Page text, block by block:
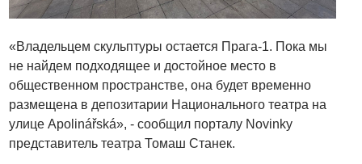
«Владельцем скульптуры остается Прага-1. Пока мы
не найдем подходящее и достойное место в
общественном пространстве, она будет временно
размещена в депозитарии Национального театра на
улице Apolinářská», - сообщил порталу Novinky
представитель театра Томаш Станек.